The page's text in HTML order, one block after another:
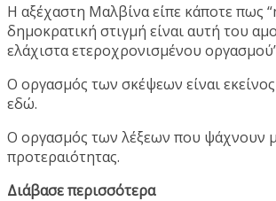
Η αξέχαστη Μαλβίνα είπε κάποτε πως
δημοκρατική στιγμή είναι αυτή του
ελάχιστα ετεροχρονισμένου
Ο οργασμός των σκέψεων είναι
εδώ.
Ο οργασμός των λέξεων που ψάχνουν
προτεραιότητας.
Διάβασε περισσότερα